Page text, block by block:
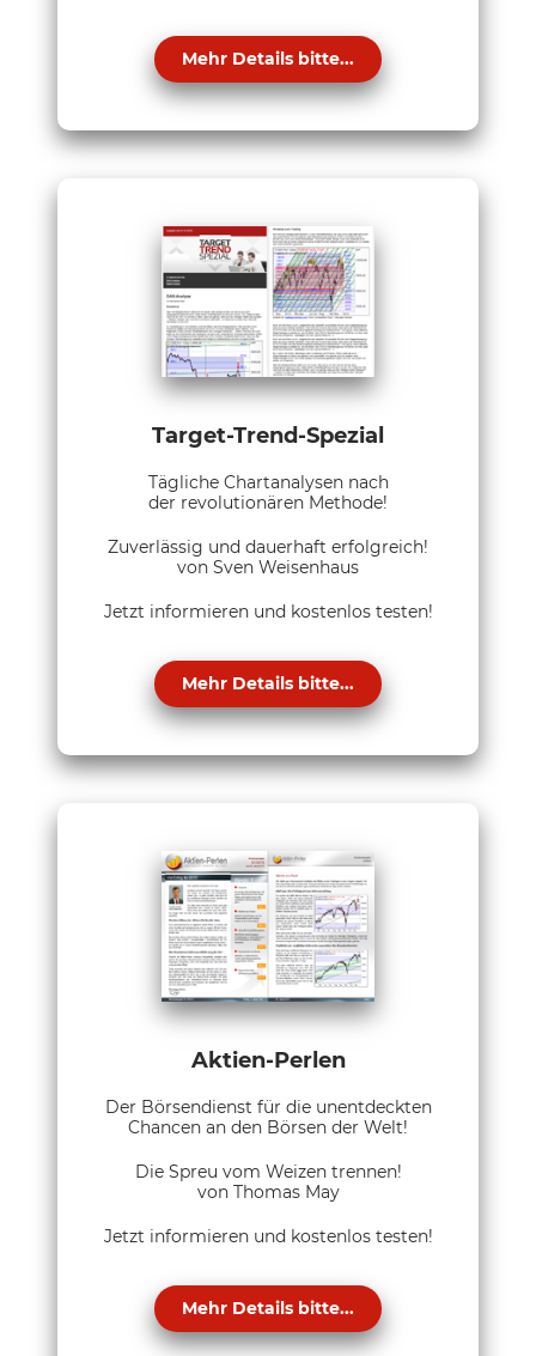
Mehr Details bitte...
Target-Trend-Spezial
Tägliche Chartanalysen nach
der revolutionären Methode!
Zuverlässig und dauerhaft erfolgreich!
von Sven Weisenhaus
Jetzt informieren und kostenlos testen!
Mehr Details bitte...
Aktien-Perlen
Der Börsendienst für die unentdeckten
Chancen an den Börsen der Welt!
Die Spreu vom Weizen trennen!
von Thomas May
Jetzt informieren und kostenlos testen!
Mehr Details bitte...